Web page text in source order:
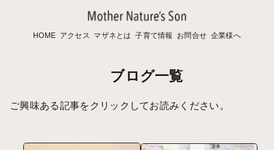
HOME アクセス マザネとは 子育て情報 お問合せ 企業様へ
ブログ一覧
ご興味ある記事をクリックしてお読みください。